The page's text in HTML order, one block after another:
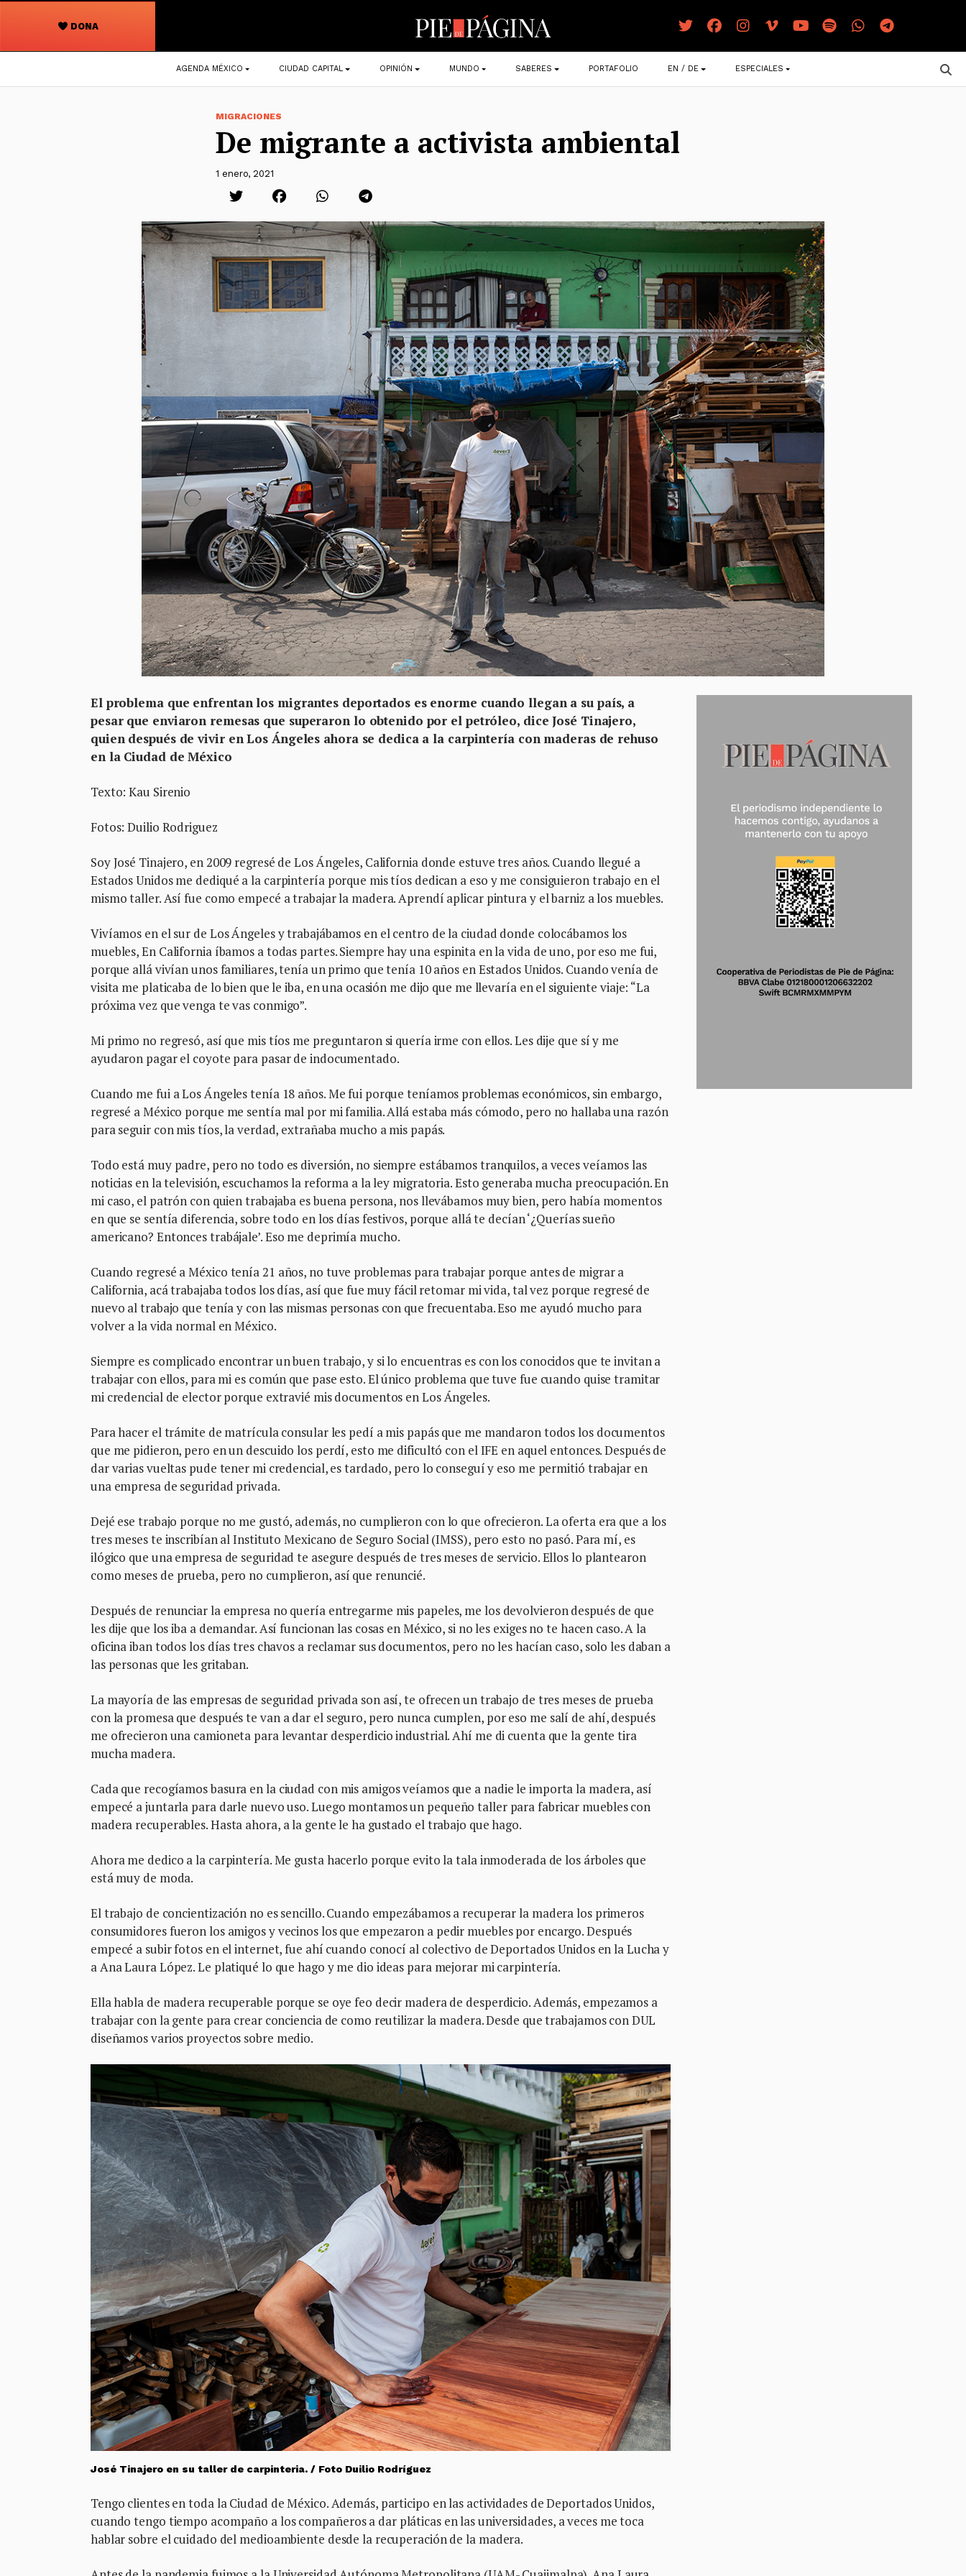
DONA
Navegación
principal
AGENDA MÉXICO CIUDAD CAPITAL OPINIÓN MUNDO SABERES PORTAFOLIO EN / DE ESPECIALES
MIGRACIONES
De migrante a activista ambiental
1 enero, 2021
El problema que enfrentan los migrantes deportados es enorme cuando llegan a su país, a
pesar que enviaron remesas que superaron lo obtenido por el petróleo, dice José Tinajero,
quien después de vivir en Los Ángeles ahora se dedica a la carpintería con maderas de rehuso
en la Ciudad de México
Texto: Kau Sirenio
Fotos: Duilio Rodriguez
Soy José Tinajero, en 2009 regresé de Los Ángeles, California donde estuve tres años. Cuando llegué a
Estados Unidos me dediqué a la carpintería porque mis tíos dedican a eso y me consiguieron trabajo en el
mismo taller. Así fue como empecé a trabajar la madera. Aprendí aplicar pintura y el barniz a los muebles.
Vivíamos en el sur de Los Ángeles y trabajábamos en el centro de la ciudad donde colocábamos los
muebles, En California íbamos a todas partes. Siempre hay una espinita en la vida de uno, por eso me fui,
porque allá vivían unos familiares, tenía un primo que tenía 10 años en Estados Unidos. Cuando venía de
visita me platicaba de lo bien que le iba, en una ocasión me dijo que me llevaría en el siguiente viaje: “La
próxima vez que venga te vas conmigo”.
Mi primo no regresó, así que mis tíos me preguntaron si quería irme con ellos. Les dije que sí y me
ayudaron pagar el coyote para pasar de indocumentado.
Cuando me fui a Los Ángeles tenía 18 años. Me fui porque teníamos problemas económicos, sin embargo,
regresé a México porque me sentía mal por mi familia. Allá estaba más cómodo, pero no hallaba una razón
para seguir con mis tíos, la verdad, extrañaba mucho a mis papás.
Todo está muy padre, pero no todo es diversión, no siempre estábamos tranquilos, a veces veíamos las
noticias en la televisión, escuchamos la reforma a la ley migratoria. Esto generaba mucha preocupación. En
mi caso, el patrón con quien trabajaba es buena persona, nos llevábamos muy bien, pero había momentos
en que se sentía diferencia, sobre todo en los días festivos, porque allá te decían ‘¿Querías sueño
americano? Entonces trabájale’. Eso me deprimía mucho.
Cuando regresé a México tenía 21 años, no tuve problemas para trabajar porque antes de migrar a
California, acá trabajaba todos los días, así que fue muy fácil retomar mi vida, tal vez porque regresé de
nuevo al trabajo que tenía y con las mismas personas con que frecuentaba. Eso me ayudó mucho para
volver a la vida normal en México.
Siempre es complicado encontrar un buen trabajo, y si lo encuentras es con los conocidos que te invitan a
trabajar con ellos, para mi es común que pase esto. El único problema que tuve fue cuando quise tramitar
mi credencial de elector porque extravié mis documentos en Los Ángeles.
Para hacer el trámite de matrícula consular les pedí a mis papás que me mandaron todos los documentos
que me pidieron, pero en un descuido los perdí, esto me dificultó con el IFE en aquel entonces. Después de
dar varias vueltas pude tener mi credencial, es tardado, pero lo conseguí y eso me permitió trabajar en
una empresa de seguridad privada.
Dejé ese trabajo porque no me gustó, además, no cumplieron con lo que ofrecieron. La oferta era que a los
tres meses te inscribían al Instituto Mexicano de Seguro Social (IMSS), pero esto no pasó. Para mí, es
ilógico que una empresa de seguridad te asegure después de tres meses de servicio. Ellos lo plantearon
como meses de prueba, pero no cumplieron, así que renuncié.
Después de renunciar la empresa no quería entregarme mis papeles, me los devolvieron después de que
les dije que los iba a demandar. Así funcionan las cosas en México, si no les exiges no te hacen caso. A la
oficina iban todos los días tres chavos a reclamar sus documentos, pero no les hacían caso, solo les daban a
las personas que les gritaban.
La mayoría de las empresas de seguridad privada son así, te ofrecen un trabajo de tres meses de prueba
con la promesa que después te van a dar el seguro, pero nunca cumplen, por eso me salí de ahí, después
me ofrecieron una camioneta para levantar desperdicio industrial. Ahí me di cuenta que la gente tira
mucha madera.
Cada que recogíamos basura en la ciudad con mis amigos veíamos que a nadie le importa la madera, así
empecé a juntarla para darle nuevo uso. Luego montamos un pequeño taller para fabricar muebles con
madera recuperables. Hasta ahora, a la gente le ha gustado el trabajo que hago.
Ahora me dedico a la carpintería. Me gusta hacerlo porque evito la tala inmoderada de los árboles que
está muy de moda.
El trabajo de concientización no es sencillo. Cuando empezábamos a recuperar la madera los primeros
consumidores fueron los amigos y vecinos los que empezaron a pedir muebles por encargo. Después
empecé a subir fotos en el internet, fue ahí cuando conocí al colectivo de Deportados Unidos en la Lucha y
a Ana Laura López. Le platiqué lo que hago y me dio ideas para mejorar mi carpintería.
Ella habla de madera recuperable porque se oye feo decir madera de desperdicio. Además, empezamos a
trabajar con la gente para crear conciencia de como reutilizar la madera. Desde que trabajamos con DUL
diseñamos varios proyectos sobre medio.
José Tinajero en su taller de carpinteria. / Foto Duilio Rodríguez
Tengo clientes en toda la Ciudad de México. Además, participo en las actividades de Deportados Unidos,
cuando tengo tiempo acompaño a los compañeros a dar pláticas en las universidades, a veces me toca
hablar sobre el cuidado del medioambiente desde la recuperación de la madera.